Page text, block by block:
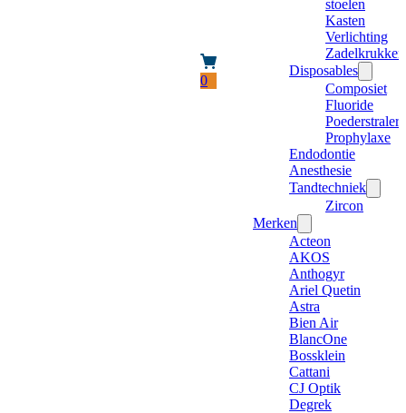
0
stoelen
Kasten
Verlichting
Zadelkrukken
Disposables
Composiet
Fluoride
Poederstraler
Prophylaxe
Endodontie
Anesthesie
Tandtechniek
Zircon
Merken
Acteon
AKOS
Anthogyr
Ariel Quetin
Astra
Bien Air
BlancOne
Bossklein
Cattani
CJ Optik
Degrek